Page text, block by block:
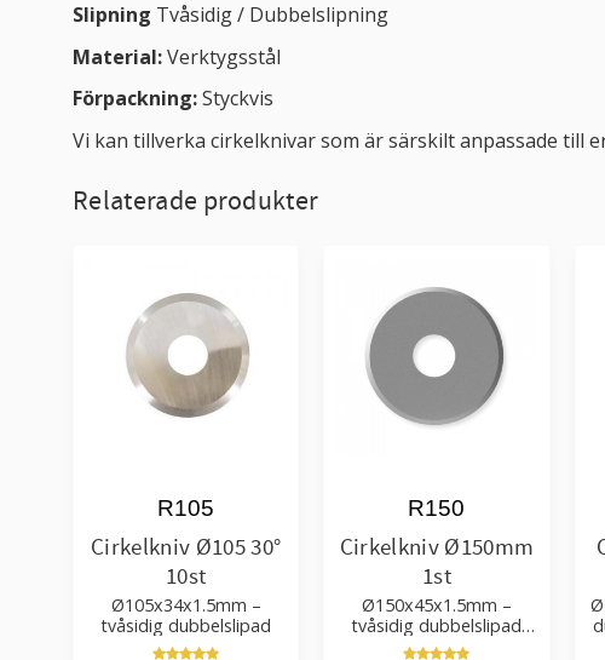
Slipning Tvåsidig / Dubbelslipning
Material:Verktygsstål
Förpackning:Styckvis
Vi kan tillverka cirkelknivar som är särskilt anpassade till
Relaterade produkter
Cirkelkniv Ø105 30°
10st
Ø105x34x1.5mm –
tvåsidig dubbelslipad
R105
Cirkelkniv Ø150mm
1st
Ø150x45x1.5mm –
tvåsidig dubbelslipad
cirkulär kniv
R150